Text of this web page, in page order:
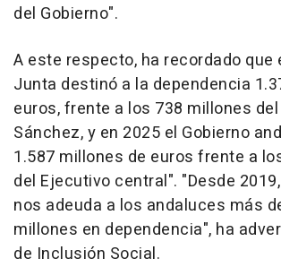
del Gobierno".
A este respecto, ha recordado que
Junta destinó a la dependencia
euros, frente a los 738 millones
Sánchez, y en 2025 el Gobierno
1.587 millones de euros frente a
del Ejecutivo central". "Desde
nos adeuda a los andaluces más
millones en dependencia", ha
de Inclusión Social.